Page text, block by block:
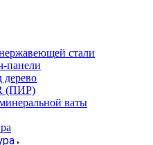
стали
панели
дерево
(ПИР)
ваты